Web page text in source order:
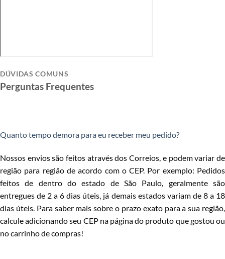
DÚVIDAS COMUNS
Perguntas Frequentes
Quanto tempo demora para eu receber meu pedido?
Nossos envios são feitos através dos Correios, e podem variar de
região para região de acordo com o CEP. Por exemplo: Pedidos
feitos de dentro do estado de São Paulo, geralmente são
entregues de 2 a 6 dias úteis, já demais estados variam de 8 a 18
dias úteis. Para saber mais sobre o prazo exato para a sua região,
calcule adicionando seu CEP na página do produto que gostou ou
no carrinho de compras!